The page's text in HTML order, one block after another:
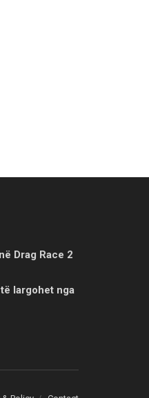
Drag Race 2
largohet nga